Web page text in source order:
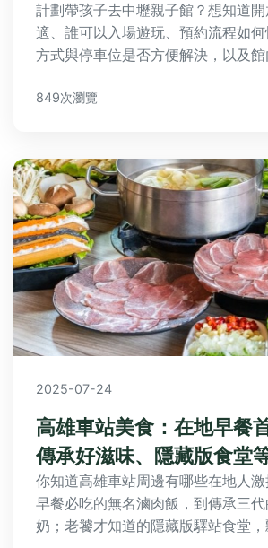
FAQ全攻略
計劃帶孩子去中壢親子館？想知道
適、誰可以入場遊玩、預約流程如
方式與停車位是否方便解決，以及館
完美親子時光！
849次瀏覽
2025-07-24
高雄車站美食：在地早餐
傳承好滋味、隱藏版食堂
你知道高雄車站周邊有哪些在地人
早餐必吃的無名滷肉飯，到傳承三
奶；老饕才知道的隱藏版驛站食堂，